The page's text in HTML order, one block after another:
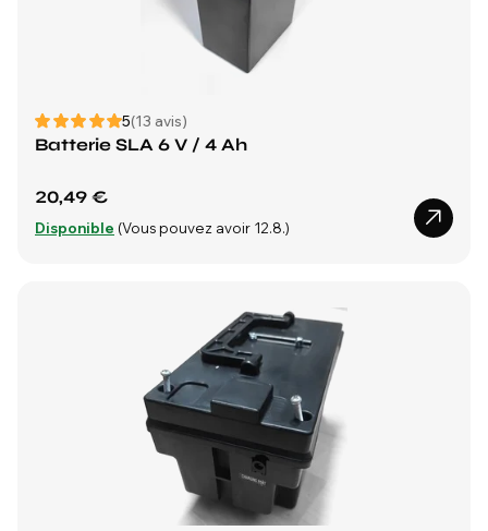
5(13 avis)
Batterie SLA 6 V / 4 Ah
20,49 €
Disponible (Vous pouvez avoir 12.8.)